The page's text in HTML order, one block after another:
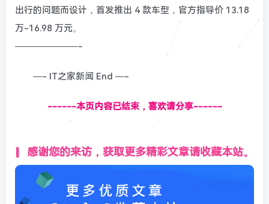
出行的问题而设计，首发推出 4 款车型，官方指导价 13.18
万-16.98 万元。
———————-
—- IT之家新闻 End —-
------本页内容已结束，喜欢请分享------
感谢您的来访，获取更多精彩文章请收藏本站。